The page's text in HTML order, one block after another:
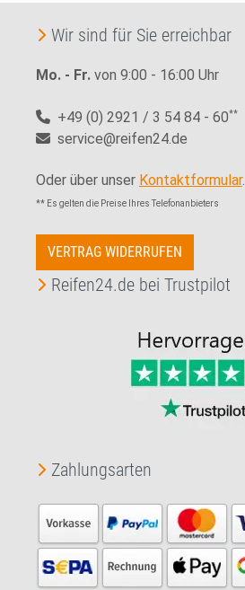
Wir sind für Sie erreichbar
Mo. - Fr. von 9:00 - 16:00 Uhr
+49 (0) 2921 / 3 54 84 - 60**
service@reifen24.de
Oder über unser Kontaktformular.
** Es gelten die Preise Ihres Telefonanbieters
VERTRAG WIDERRUFEN
Reifen24.de bei Trustpilot
Zahlungsarten